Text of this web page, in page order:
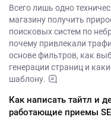
Всего лишь одно
магазину получить
поисковых систем по
почему привлекали
основе фильтров, как
генерации страниц и
шаблону.
Как написать тайтл и
работающие приемы